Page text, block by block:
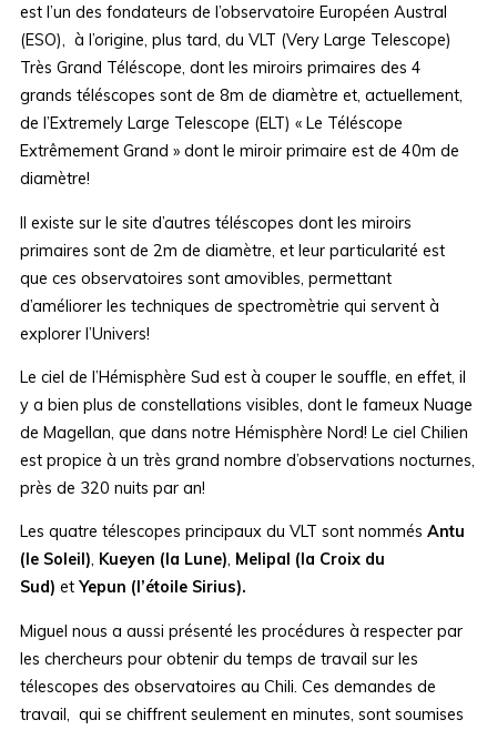
est l’un des fondateurs de l’observatoire Européen Austral
(ESO), à l’origine, plus tard, du VLT (Very Large Telescope)
Très Grand Téléscope, dont les miroirs primaires des 4
grands téléscopes sont de 8m de diamètre et, actuellement,
de l’Extremely Large Telescope (ELT) « Le Téléscope
Extrêmement Grand » dont le miroir primaire est de 40m de
diamètre!
Il existe sur le site d’autres téléscopes dont les miroirs
primaires sont de 2m de diamètre, et leur particularité est
que ces observatoires sont amovibles, permettant
d’améliorer les techniques de spectromètrie qui servent à
explorer l’Univers!
Le ciel de l’Hémisphère Sud est à couper le souffle, en effet, il
y a bien plus de constellations visibles, dont le fameux Nuage
de Magellan, que dans notre Hémisphère Nord! Le ciel Chilien
est propice à un très grand nombre d’observations nocturnes,
près de 320 nuits par an!
Les quatre télescopes principaux du VLT sont nommésAntu
(le Soleil), Kueyen (la Lune), Melipal (la Croix du
Sud) etYepun (l’étoile Sirius).
Miguel nous a aussi présenté les procédures à respecter par
les chercheurs pour obtenir du temps de travail sur les
télescopes des observatoires au Chili. Ces demandes de
travail, qui se chiffrent seulement en minutes, sont soumises